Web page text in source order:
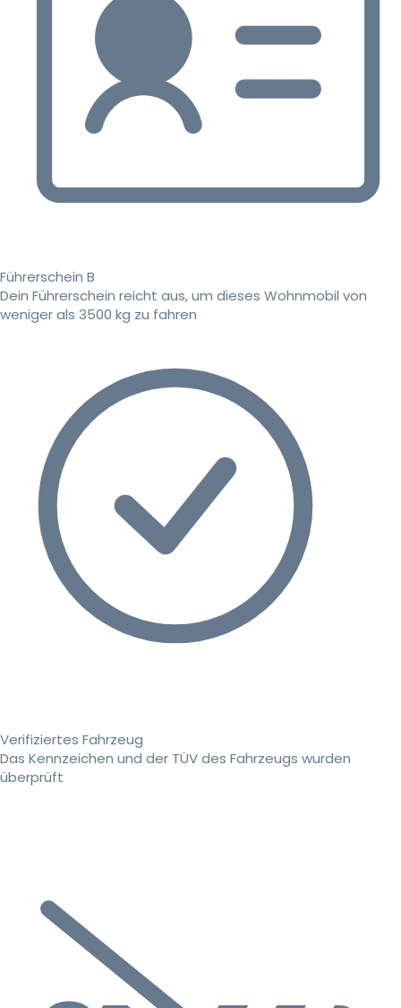
Führerschein B
Dein Führerschein reicht aus, um dieses Wohnmobil von
weniger als 3500 kg zu fahren
Verifiziertes Fahrzeug
Das Kennzeichen und der TÜV des Fahrzeugs wurden
überprüft